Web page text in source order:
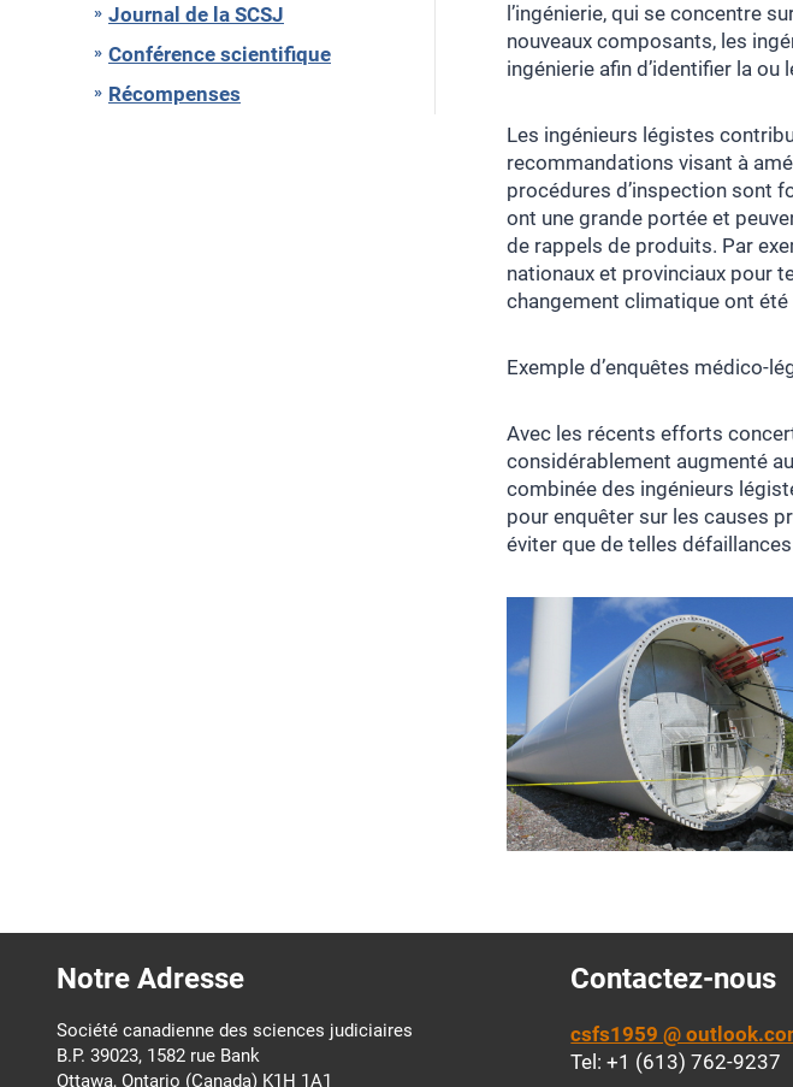
l’ingénierie, qui se concentre
nouveaux composants, les
ingénierie afin d’identifier la
Les ingénieurs légistes
recommandations visant à
procédures d’inspection sont
ont une grande portée et
de rappels de produits. Par
nationaux et provinciaux pour
changement climatique ont
Exemple d’enquêtes médico-
Avec les récents efforts
considérablement augmenté
combinée des ingénieurs
pour enquêter sur les causes
éviter que de telles
Journal de la SCSJ
Conférence scientifique
Récompenses
Notre Adresse
Société canadienne des sciences judiciaires
B.P. 39023, 1582 rue Bank
Ottawa, Ontario (Canada) K1H 1A1
Contactez-nous
csfs1959 @
Tel: +1 (613) 762-9237